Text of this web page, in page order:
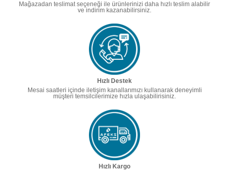
Mağazadan teslimat seçeneği ile ürünlerinizi daha hızlı teslim alabilir
ve indirim kazanabilirsiniz.
Hızlı Destek
Mesai saatleri içinde iletişim kanallarımızı kullanarak deneyimli
müşteri temsilcilerimize hızla ulaşabilirisiniz.
Hızlı Kargo